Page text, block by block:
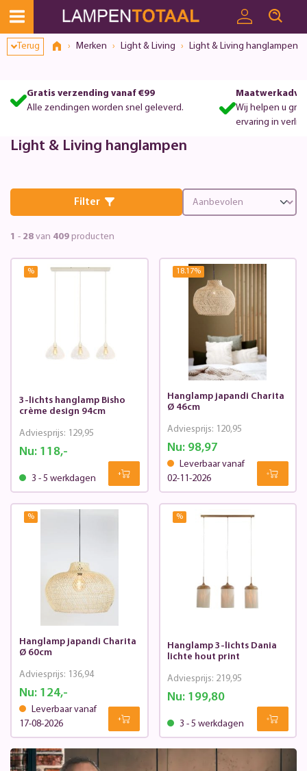
Terug Merken Light & Living Light & Living hanglampen
Gratis verzending vanaf €99
Alle zendingen worden snel geleverd.
Wij helpen u
ervaring in
Light & Living hanglampen
Filter
1 - 28 van 409 producten
%
3-lichts hanglamp Bisho
crème design 94cm
Nu:118,-
Adviesprijs: 129,95
3 - 5 werkdagen
18.17%
Hanglamp japandi Charita
Ø 46cm
Nu: 98,97
Adviesprijs: 120,95
Leverbaar vanaf
02-11-2026
%
Hanglamp japandi Charita
Ø 60cm
Nu:124,-
Adviesprijs: 136,94
Leverbaar vanaf
17-08-2026
%
Hanglamp 3-lichts Dania
lichte hout print
Nu: 199,80
Adviesprijs: 219,95
3 - 5 werkdagen